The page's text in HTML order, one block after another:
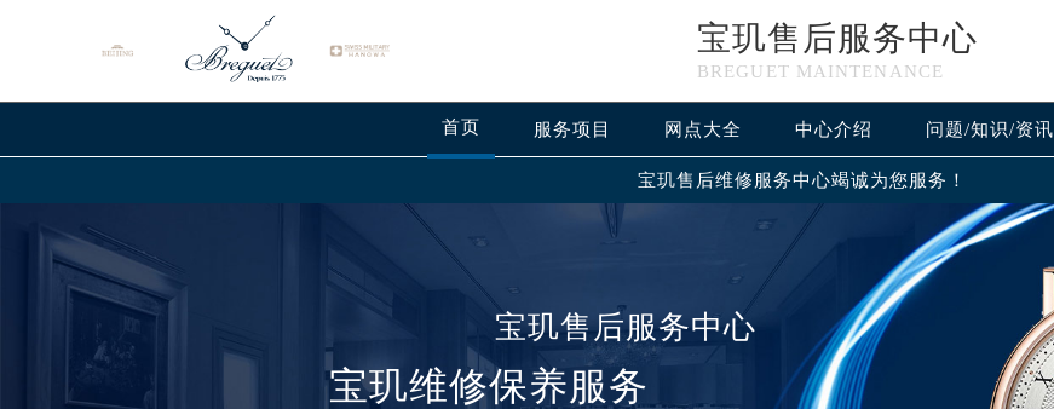
宝玑售后服务中心
BREGUET MAINTENANCE
首页 服务项目 网点大全 中心介绍 问题/知识/资讯
宝玑售后维修服务中心竭诚为您服务！
宝玑售后服务中心
宝玑维修保养服务